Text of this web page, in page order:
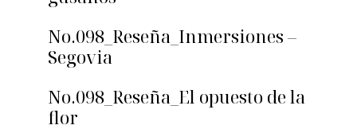
No.098_Reseña_Inmersiones –
Segovia
No.098_Reseña_El opuesto de la
flor